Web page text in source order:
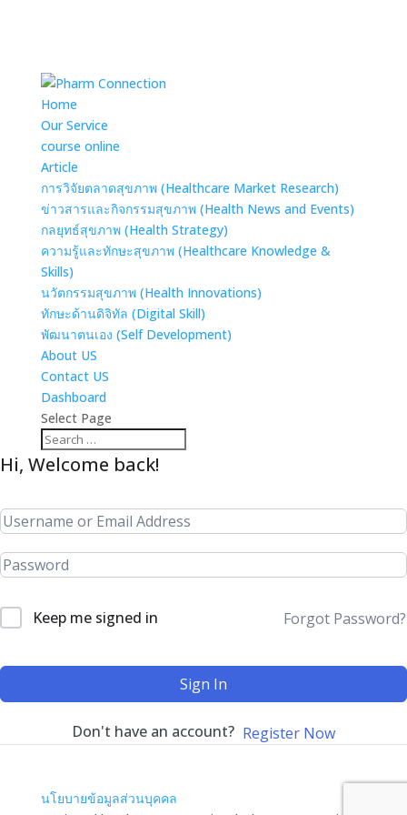
Home
Our Service
course online
Article
การวิจัยตลาดสุขภาพ (Healthcare Market Research)
ข่าวสารและกิจกรรมสุขภาพ (Health News and Events)
กลยุทธ์สุขภาพ (Health Strategy)
ความรู้และทักษะสุขภาพ (Healthcare Knowledge &
Skills)
นวัตกรรมสุขภาพ (Health Innovations)
ทักษะด้านดิจิทัล (Digital Skill)
พัฒนาตนเอง (Self Development)
About US
Contact US
Dashboard
Select Page
Hi, Welcome back!
Keep me signed in Forgot Password?
Sign In
Don't have an account? Register Now
นโยบายข้อมูลส่วนบุคคล